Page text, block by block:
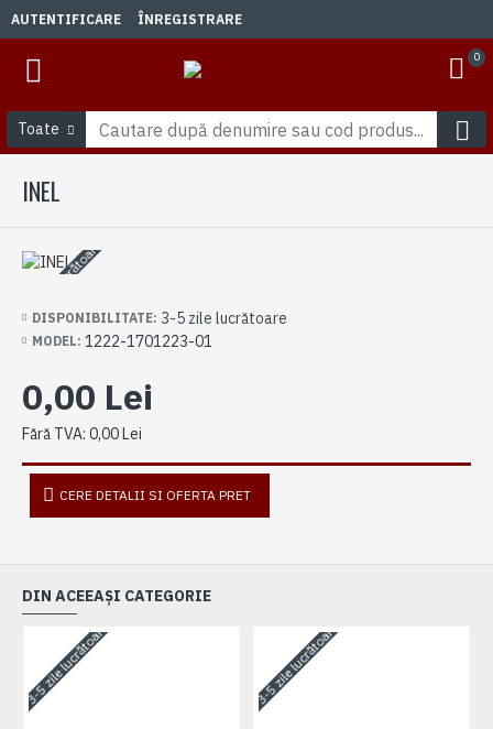
AUTENTIFICARE ÎNREGISTRARE
0
Toate
INEL
3-5 zile lucrătoare
DISPONIBILITATE: 3-5 zile lucrătoare
MODEL: 1222-1701223-01
0,00 Lei
Fără TVA: 0,00 Lei
CERE DETALII SI OFERTA PRET
DIN ACEEAȘI CATEGORIE
3-5 zile lucrătoare 3-5 zile lucrătoare